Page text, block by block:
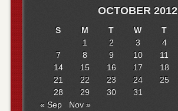
OCTOBER 2012
S M T W T
1
2 3 4
7
8 9 10 11
14
15 16 17 18
21
22 23 24 25
28
29 30
31
« Sep
Nov »